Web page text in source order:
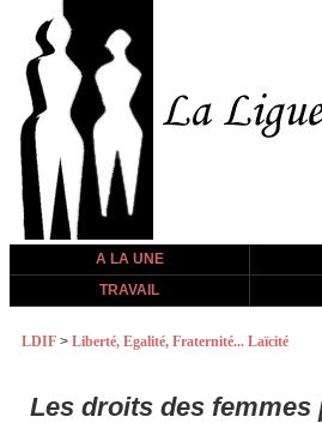
A LA UNE
TRAVAIL
LDIF > Liberté, Egalité, Fraternité... Laïcité
Les droits des femmes